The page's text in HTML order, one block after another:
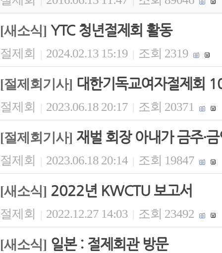
[새소식] YTC 청년절제회 활동
절제회 | 2024.02.13 15:19 | 조회 2319
[절제회기사] 대한기독교여자절제회
절제회 | 2023.06.18 20:17 | 조회 20371
[절제회기사] 재벌 회장 아내가 금주·
절제회 | 2023.06.18 20:14 | 조회 19847
[새소식] 2022년 KWCTU 보고서
절제회 | 2022.12.27 14:03 | 조회 23492
[새소식] 일본 : 절제회관 방문